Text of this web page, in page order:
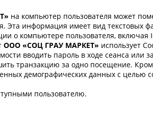
на компьютер пользователя может
Эта информация имеет вид текстовых
о компьютере пользователя, включая
ООО «СОЦ ГРАУ МАРКЕТ» использует
вводить пароль в ходе сеанса или
транзакцию за одно посещение.
демографических данных с целью
пользователю.